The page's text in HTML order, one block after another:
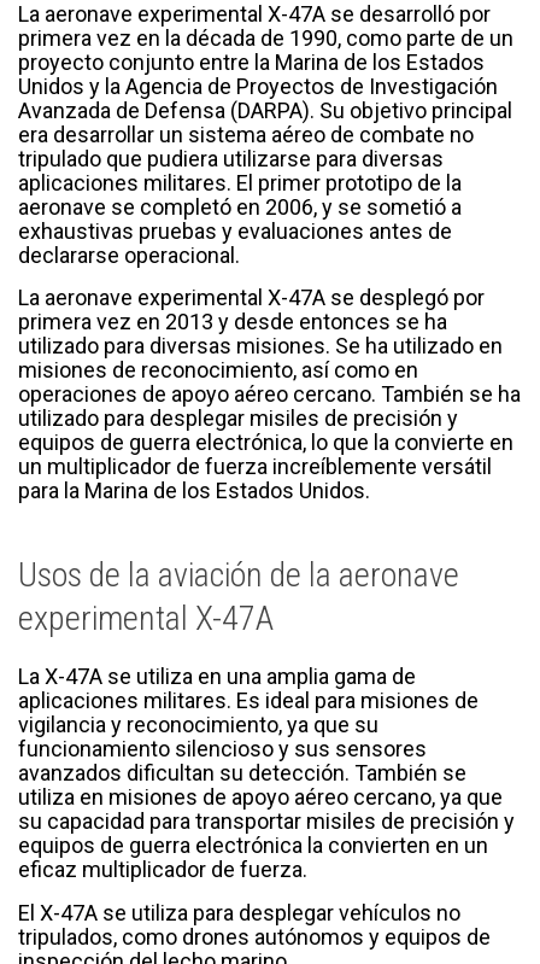
La aeronave experimental X-47A se desarrolló por
primera vez en la década de 1990, como parte de un
proyecto conjunto entre la Marina de los Estados
Unidos y la Agencia de Proyectos de Investigación
Avanzada de Defensa (DARPA). Su objetivo principal
era desarrollar un sistema aéreo de combate no
tripulado que pudiera utilizarse para diversas
aplicaciones militares. El primer prototipo de la
aeronave se completó en 2006, y se sometió a
exhaustivas pruebas y evaluaciones antes de
declararse operacional.
La aeronave experimental X-47A se desplegó por
primera vez en 2013 y desde entonces se ha
utilizado para diversas misiones. Se ha utilizado en
misiones de reconocimiento, así como en
operaciones de apoyo aéreo cercano. También se ha
utilizado para desplegar misiles de precisión y
equipos de guerra electrónica, lo que la convierte en
un multiplicador de fuerza increíblemente versátil
para la Marina de los Estados Unidos.
Usos de la aviación de la aeronave
experimental X-47A
La X-47A se utiliza en una amplia gama de
aplicaciones militares. Es ideal para misiones de
vigilancia y reconocimiento, ya que su
funcionamiento silencioso y sus sensores
avanzados dificultan su detección. También se
utiliza en misiones de apoyo aéreo cercano, ya que
su capacidad para transportar misiles de precisión y
equipos de guerra electrónica la convierten en un
eficaz multiplicador de fuerza.
El X-47A se utiliza para desplegar vehículos no
tripulados, como drones autónomos y equipos de